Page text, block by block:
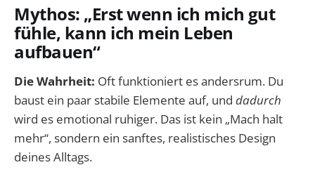
Mythos: „Erst wenn ich mich gut
fühle, kann ich mein Leben
aufbauen“
Die Wahrheit: Oft funktioniert es andersrum. Du
baust ein paar stabile Elemente auf, und dadurch
wird es emotional ruhiger. Das ist kein „Mach halt
mehr“, sondern ein sanftes, realistisches Design
deines Alltags.